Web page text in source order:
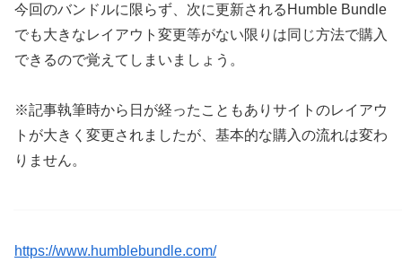
今回のバンドルに限らず、次に更新されるHumble Bundle
でも大きなレイアウト変更等がない限りは同じ方法で購入
できるので覚えてしまいましょう。
※記事執筆時から日が経ったこともありサイトのレイアウ
トが大きく変更されましたが、基本的な購入の流れは変わ
りません。
https://www.humblebundle.com/